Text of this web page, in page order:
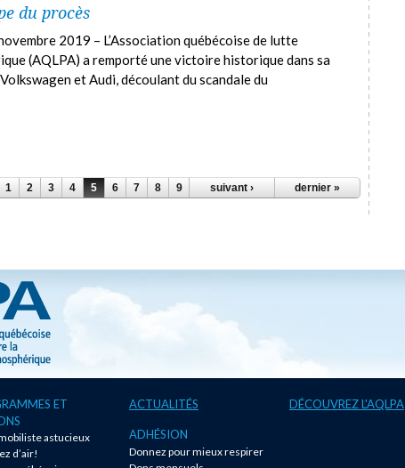
du procès
2019 – L’Association québécoise de lutte
(AQLPA) a remporté une victoire historique dans sa
et Audi, découlant du scandale du
1 2 3 4 5 6 7 8 9 suivant › dernier »
ET
astucieux
d’air!
ACTUALITÉS
ADHÉSION
Donnez pour mieux respirer
DÉCOUVREZ L'AQLPA